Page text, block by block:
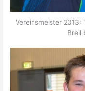
Vereinsmeister 2013:
Brell